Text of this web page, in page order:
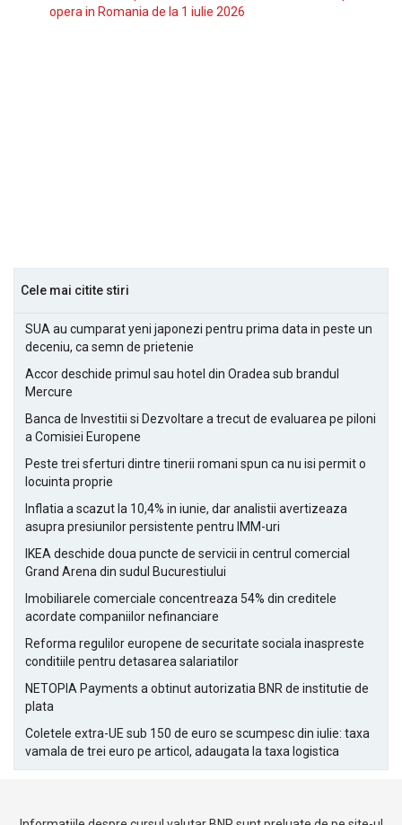
opera in Romania de la 1 iulie 2026
Cele mai citite stiri
SUA au cumparat yeni japonezi pentru prima data in peste un
deceniu, ca semn de prietenie
Accor deschide primul sau hotel din Oradea sub brandul
Mercure
Banca de Investitii si Dezvoltare a trecut de evaluarea pe piloni
a Comisiei Europene
Peste trei sferturi dintre tinerii romani spun ca nu isi permit o
locuinta proprie
Inflatia a scazut la 10,4% in iunie, dar analistii avertizeaza
asupra presiunilor persistente pentru IMM-uri
IKEA deschide doua puncte de servicii in centrul comercial
Grand Arena din sudul Bucurestiului
Imobiliarele comerciale concentreaza 54% din creditele
acordate companiilor nefinanciare
Reforma regulilor europene de securitate sociala inaspreste
conditiile pentru detasarea salariatilor
NETOPIA Payments a obtinut autorizatia BNR de institutie de
plata
Coletele extra-UE sub 150 de euro se scumpesc din iulie: taxa
vamala de trei euro pe articol, adaugata la taxa logistica